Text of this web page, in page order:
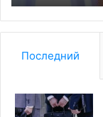
Последний